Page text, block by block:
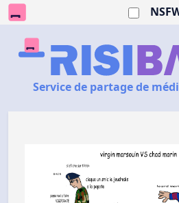
Service de partage de